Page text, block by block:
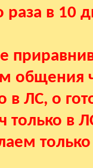
в 10
в ЛС, о
только в